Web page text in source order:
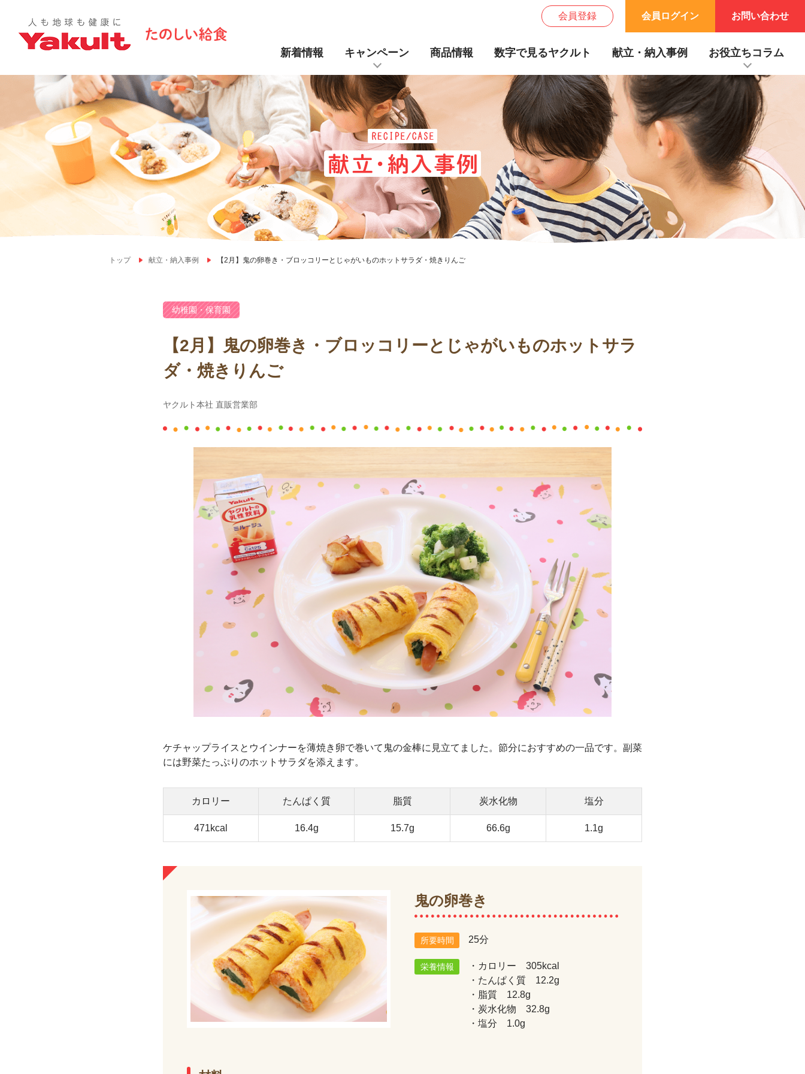
会員登録 会員ログイン お問い合わせ
新着情報 キャンペーン 商品情報 数字で見るヤクルト 献立・納入事例 お役立ちコラム
トップ 献立・納入事例 【2月】鬼の卵巻き・ブロッコリーとじゃがいものホットサラダ・焼きりんご
幼稚園・保育園
【2月】鬼の卵巻き・ブロッコリーとじゃがいものホットサラ
ダ・焼きりんご
ヤクルト本社 直販営業部
ケチャップライスとウインナーを薄焼き卵で巻いて鬼の金棒に見立てました。節分におすすめの一品です。副菜
には野菜たっぷりのホットサラダを添えます。
カロリー たんぱく質 脂質 炭水化物 塩分
471kcal 16.4g 15.7g 66.6g 1.1g
鬼の卵巻き
所要時間 25分
栄養情報
・カロリー 305kcal
・たんぱく質 12.2g
・脂質 12.8g
・炭水化物 32.8g
・塩分 1.0g